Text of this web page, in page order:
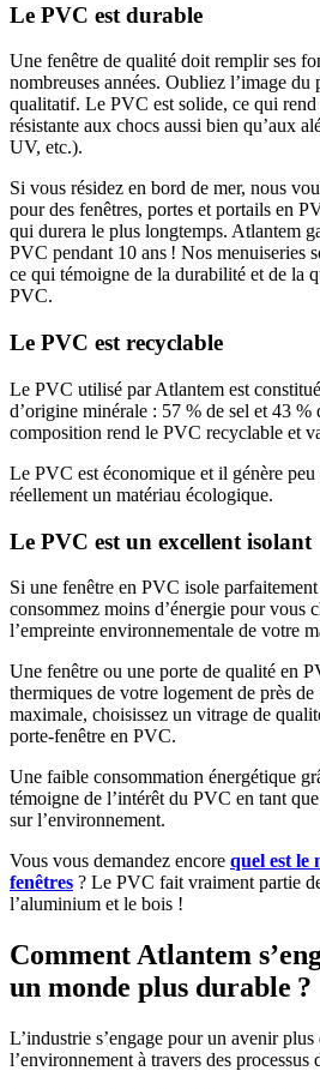
Le PVC est durable
Une fenêtre de qualité doit remplir ses
nombreuses années. Oubliez l’image du
qualitatif. Le PVC est solide, ce qui rend
résistante aux chocs aussi bien qu’aux
UV, etc.).
Si vous résidez en bord de mer, nous
pour des fenêtres, portes et portails en
qui durera le plus longtemps. Atlantem
PVC pendant 10 ans ! Nos menuiseries
ce qui témoigne de la durabilité et de la
PVC.
Le PVC est recyclable
Le PVC utilisé par Atlantem est
d’origine minérale : 57 % de sel et 43 %
composition rend le PVC recyclable et
Le PVC est économique et il génère
réellement un matériau écologique.
Le PVC est un excellent isolant
Si une fenêtre en PVC isole
consommez moins d’énergie pour vous
l’empreinte environnementale de votre
Une fenêtre ou une porte de qualité en
thermiques de votre logement de près
maximale, choisissez un vitrage de
porte-fenêtre en PVC.
Une faible consommation énergétique
témoigne de l’intérêt du PVC en tant
sur l’environnement.
Vous vous demandez encore quel est le
fenêtres ? Le PVC fait vraiment partie
l’aluminium et le bois !
Comment Atlantem
un monde plus durable ?
L’industrie s’engage pour un avenir
l’environnement à travers des processus